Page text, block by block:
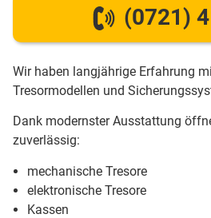
(0721)
Wir haben langjährige Erfahrung
Tresormodellen und
Dank modernster Ausstattung
zuverlässig:
mechanische Tresore
elektronische Tresore
Kassen